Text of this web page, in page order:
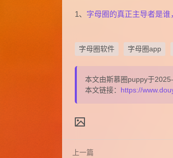
1、 字母圈的真正主导者是谁
字母圈软件 字母圈app
本文由斯慕圈puppy于
本文链接： https://
上一篇